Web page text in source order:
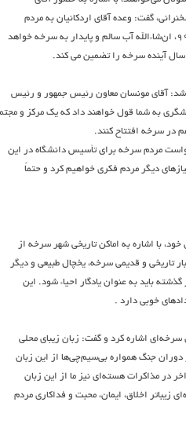
گفت: وعده آقای اردکانیان به مردم
آقای مونسان معاون رئیس جمهور و رئیس
به شما قول خواهند داد که یک مرکز و
در سرخه افتتاح کنند.
مردم سرخه برای تأسیس دانشگاه در این
دیگر مردم فکری خواهیم کرد و حتماً
با اشاره به اماکن تاریخی شهر سرخه از
باید به عنوان یادگار احیاء شود. این
خوبی دارد .
سرخه‌ای اشاره کرد و گفت: زبان زیبای محلی
جنگ همواره بی‌سیم‌چی‌ها از این زبان
در مذاکرات هسته‌ای نیز ما از این زبان
زیباتر اخلاق، ایمان، محبت و فداکاری مردم